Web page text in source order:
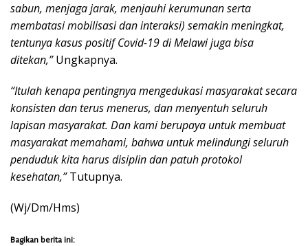
sabun, menjaga jarak, menjauhi kerumunan serta
membatasi mobilisasi dan interaksi) semakin meningkat,
tentunya kasus positif Covid-19 di Melawi juga bisa
ditekan,”Ungkapnya.
“Itulah kenapa pentingnya mengedukasi masyarakat secara
konsisten dan terus menerus, dan menyentuh seluruh
lapisan masyarakat. Dan kami berupaya untuk membuat
masyarakat memahami, bahwa untuk melindungi seluruh
penduduk kita harus disiplin dan patuh protokol
kesehatan,”Tutupnya.
(Wj/Dm/Hms)
Bagikan berita ini: